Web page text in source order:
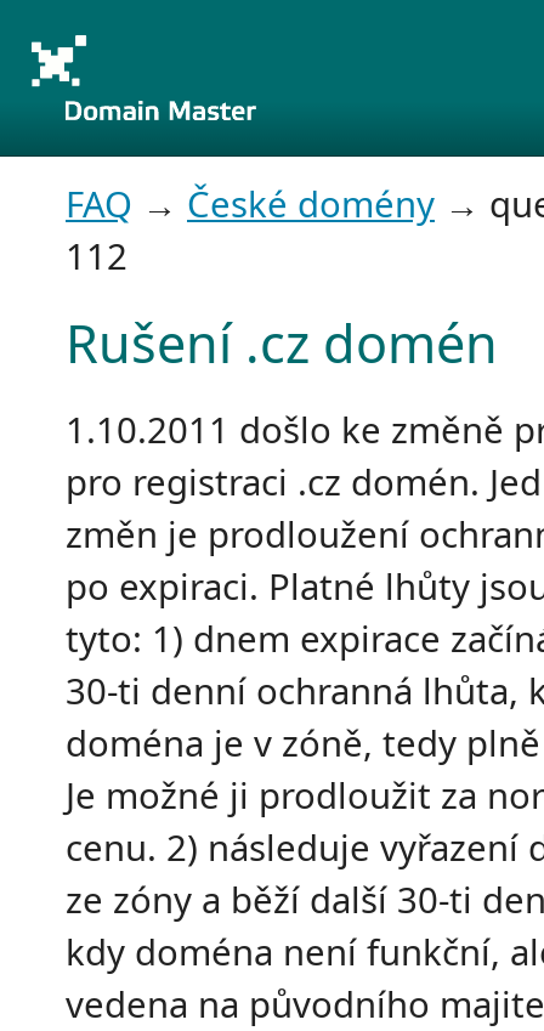
FAQ → České domény →
112
Rušení .cz domén
1.10.2011 došlo ke změně
pro registraci .cz domén.
změn je prodloužení
po expiraci. Platné lhůty
tyto: 1) dnem expirace
30-ti denní ochranná lhůta,
doména je v zóně, tedy
Je možné ji prodloužit za
cenu. 2) následuje vyřazení
ze zóny a běží další 30-ti
kdy doména není funkční,
vedena na původního